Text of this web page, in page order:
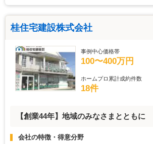
桂住宅建設株式会社
事例中心価格帯
100〜400万円
ホームプロ累計成約件数
18件
【創業44年】地域のみなさまとともに
会社の特徴・得意分野